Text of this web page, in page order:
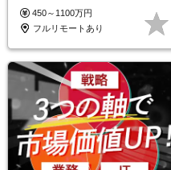
リモート可能
450～1100万円
フルリモートあり